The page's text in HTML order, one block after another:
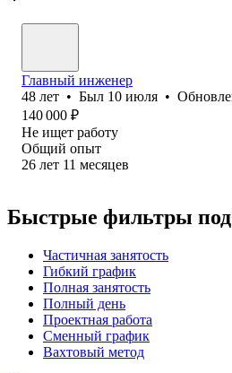
Главный инженер
48 лет • Был 10 июля •
140 000 ₽
Не ищет работу
Общий опыт
26 лет 11 месяцев
Быстрые фильтры
Частичная занятость
Гибкий график
Полная занятость
Полный день
Проектная работа
Сменный график
Вахтовый метод